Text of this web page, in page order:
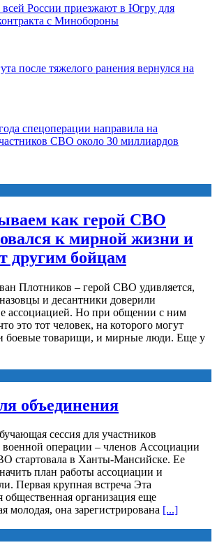
России приезжают в Югру для
с Минобороны
после тяжелого ранения вернулся на
спецоперации направила на
СВО около 30 миллиардов
как герой СВО
к мирной жизни и
другим бойцам
Плотников – герой СВО удивляется,
и десантники доверили
ассоциацией. Но при общении с ним
это тот человек, на которого могут
боевые товарищи, и мирные люди. Еще у
объединения
сессия для участников
военной операции – членов Ассоциации
стартовала в Ханты-Мансийске. Ее
план работы ассоциации и
Первая крупная встреча Эта
общественная организация еще
молодая, она зарегистрирована [...]